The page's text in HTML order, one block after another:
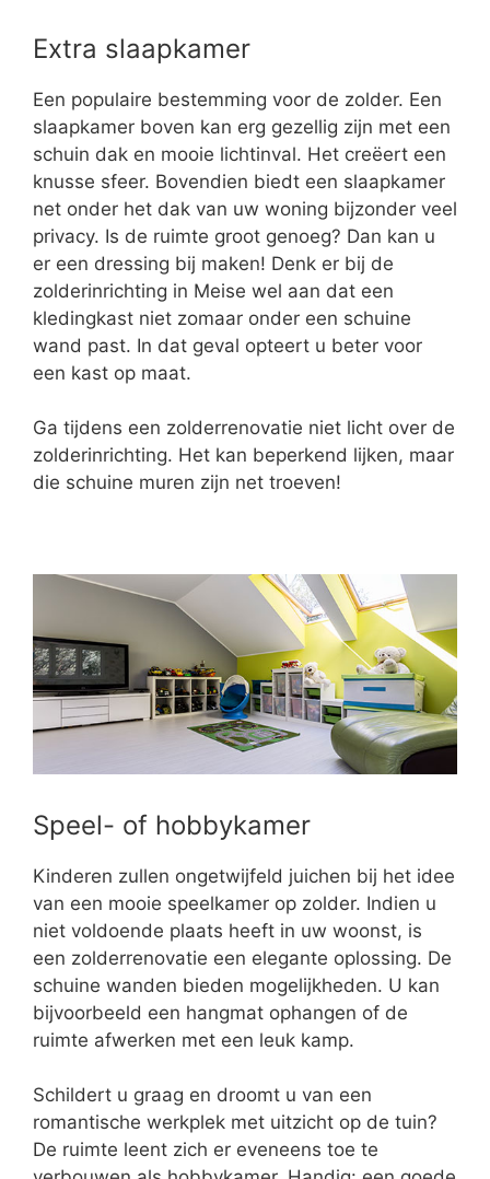
Extra slaapkamer
Een populaire bestemming voor de zolder. Een
slaapkamer boven kan erg gezellig zijn met een
schuin dak en mooie lichtinval. Het creëert een
knusse sfeer. Bovendien biedt een slaapkamer
net onder het dak van uw woning bijzonder veel
privacy. Is de ruimte groot genoeg? Dan kan u
er een dressing bij maken! Denk er bij de
zolderinrichting in Meise wel aan dat een
kledingkast niet zomaar onder een schuine
wand past. In dat geval opteert u beter voor
een kast op maat.
Ga tijdens een zolderrenovatie niet licht over de
zolderinrichting. Het kan beperkend lijken, maar
die schuine muren zijn net troeven!
Speel- of hobbykamer
Kinderen zullen ongetwijfeld juichen bij het idee
van een mooie speelkamer op zolder. Indien u
niet voldoende plaats heeft in uw woonst, is
een zolderrenovatie een elegante oplossing. De
schuine wanden bieden mogelijkheden. U kan
bijvoorbeeld een hangmat ophangen of de
ruimte afwerken met een leuk kamp.
Schildert u graag en droomt u van een
romantische werkplek met uitzicht op de tuin?
De ruimte leent zich er eveneens toe te